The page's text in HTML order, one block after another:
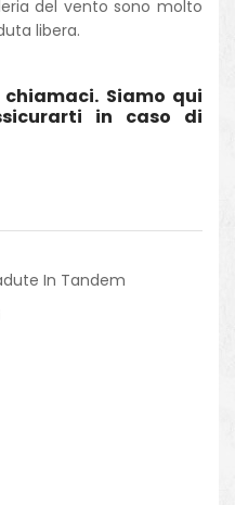
del vento sono molto
libera.
Siamo qui
in caso di
In Tandem